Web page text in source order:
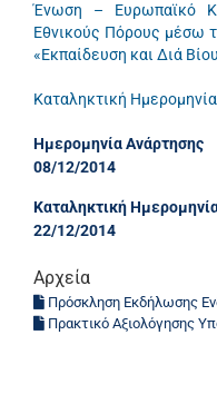
Ένωση – Ευρωπαϊκό
Εθνικούς Πόρους μέσω
«Εκπαίδευση και Διά
Καταληκτική
Ημερομηνία Ανάρτησης
08/12/2014
Καταληκτική
22/12/2014
Αρχεία
Πρόσκληση Εκδήλωσης
Πρακτικό Αξιολόγησης